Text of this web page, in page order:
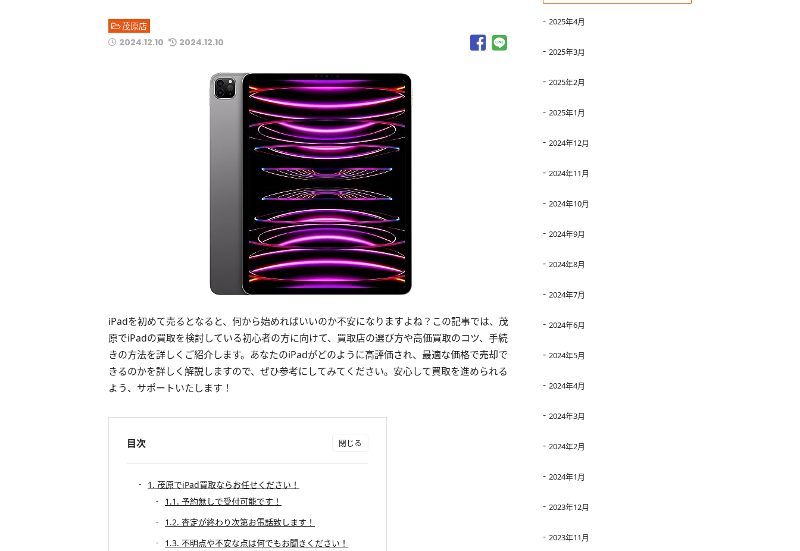
茂原店
2024.12.10 2024.12.10
iPadを初めて売るとなると、何から始めればいいのか不安になりますよね？この記事では、茂
原でiPadの買取を検討している初心者の方に向けて、買取店の選び方や高価買取のコツ、手続
きの方法を詳しくご紹介します。あなたのiPadがどのように高評価され、最適な価格で売却で
きるのかを詳しく解説しますので、ぜひ参考にしてみてください。安心して買取を進められる
よう、サポートいたします！
目次
1. 茂原でiPad買取ならお任せください！
1.1. 予約無しで受付可能です！
1.2. 査定が終わり次第お電話致します！
1.3. 不明点や不安な点は何でもお聞きください！
2025年4月
2025年3月
2025年2月
2025年1月
2024年12月
2024年11月
2024年10月
2024年9月
2024年8月
2024年7月
2024年6月
2024年5月
2024年4月
2024年3月
2024年2月
2024年1月
2023年12月
2023年11月